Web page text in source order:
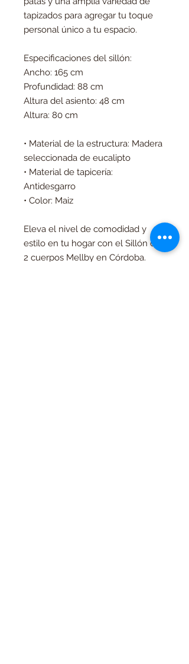
tapizados para agregar tu toque
personal único a tu espacio.
Especificaciones del sillón:
Ancho: 165 cm
Profundidad: 88 cm
Altura del asiento: 48 cm
Altura: 80 cm
• Material de la estructura: Madera
seleccionada de eucalipto
• Material de tapicería:
Antidesgarro
• Color: Maiz
Eleva el nivel de comodidad y
estilo en tu hogar con el Sillón de
2 cuerpos Mellby en Córdoba.